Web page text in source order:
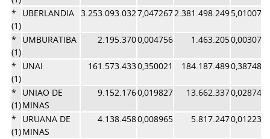
*
(1)
UBERLANDIA 3.253.093.0327,0472672.381.498.2495,010076
*
(1)
UMBURATIBA 2.195.3700,004756 1.463.2050,003078
*
(1)
UNAI 161.573.4330,350021 184.187.4890,387484
*
(1)
UNIAO DE
MINAS
9.152.1760,019827 13.662.3370,028742
*
(1)
URUANA DE
MINAS
4.138.4580,008965 5.817.2470,012238